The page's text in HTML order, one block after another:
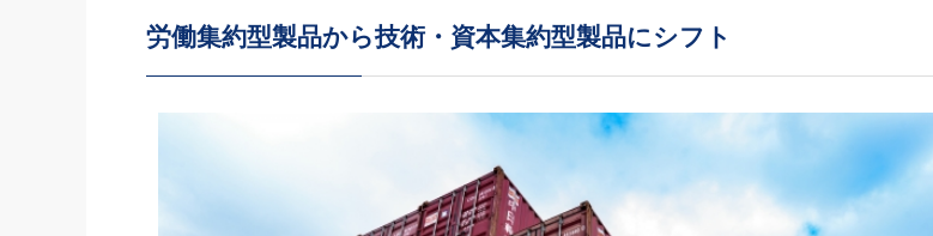
継続経営 百話百行(85) 次もあなたにお願いしたいと思われる「一流の仕事術」(28)
酒井英之の社長のビジョン実現道場(10)
賢い社長の「経理財務の見どころ
行動科
労働集約型製品から技術・資本集約型製品にシフト